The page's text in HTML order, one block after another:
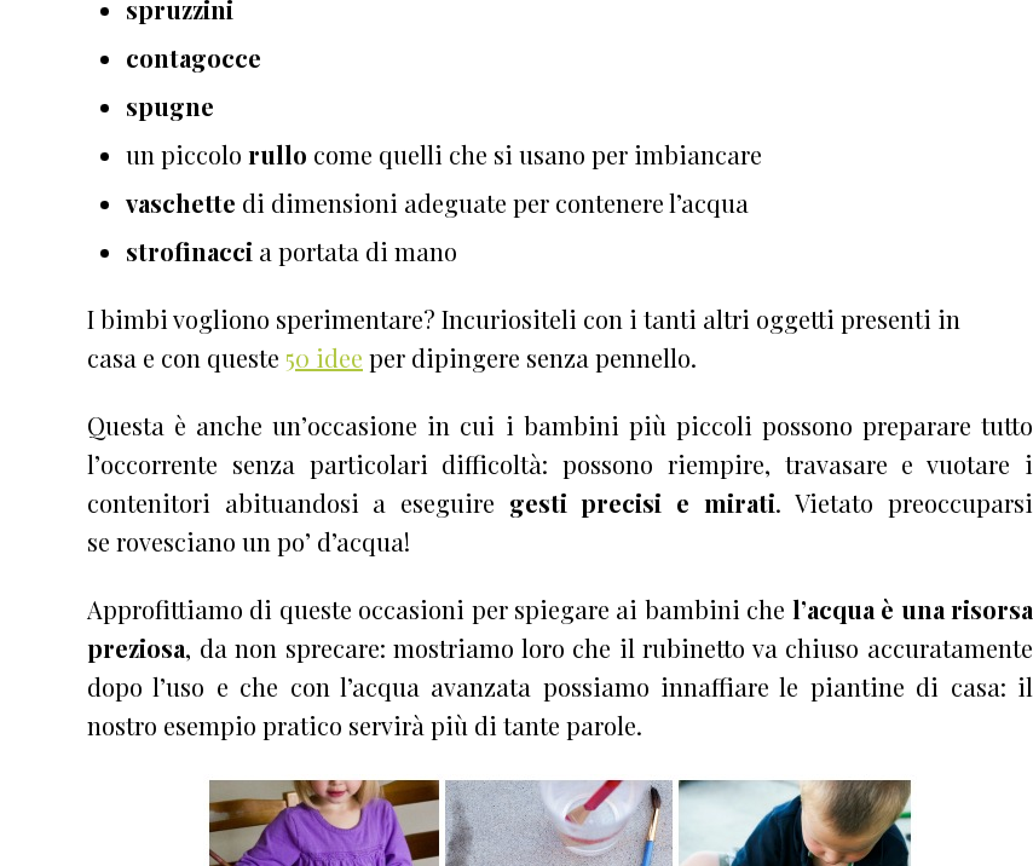
spruzzini
contagocce
spugne
un piccolo rullo come quelli che si usano per imbiancare
vaschette di dimensioni adeguate per contenere l’acqua
strofinacci a portata di mano
I bimbi vogliono sperimentare? Incuriositeli con i tanti altri oggetti presenti in
casa e con queste 50 idee per dipingere senza pennello.
Questa è anche un’occasione in cui i bambini più piccoli possono preparare tutto
l’occorrente senza particolari difficoltà: possono riempire, travasare e vuotare i
contenitori abituandosi a eseguire gesti precisi e mirati. Vietato preoccuparsi
se rovesciano un po’ d’acqua!
Approfittiamo di queste occasioni per spiegare ai bambini che l’acqua è una risorsa
preziosa, da non sprecare: mostriamo loro che il rubinetto va chiuso accuratamente
dopo l’uso e che con l’acqua avanzata possiamo innaffiare le piantine di casa: il
nostro esempio pratico servirà più di tante parole.